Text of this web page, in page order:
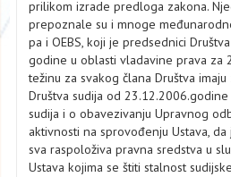
prilikom izrade predloga zakona.
prepoznale su i mnoge
pa i OEBS, koji je predsednici
godine u oblasti vladavine prava za
težinu za svakog člana Društva imaju
Društva sudija od
sudija i o obavezivanju Upravnog
aktivnosti na sprovođenju Ustava,
sva raspoloživa pravna sredstva u
Ustava kojima se štiti stalnost